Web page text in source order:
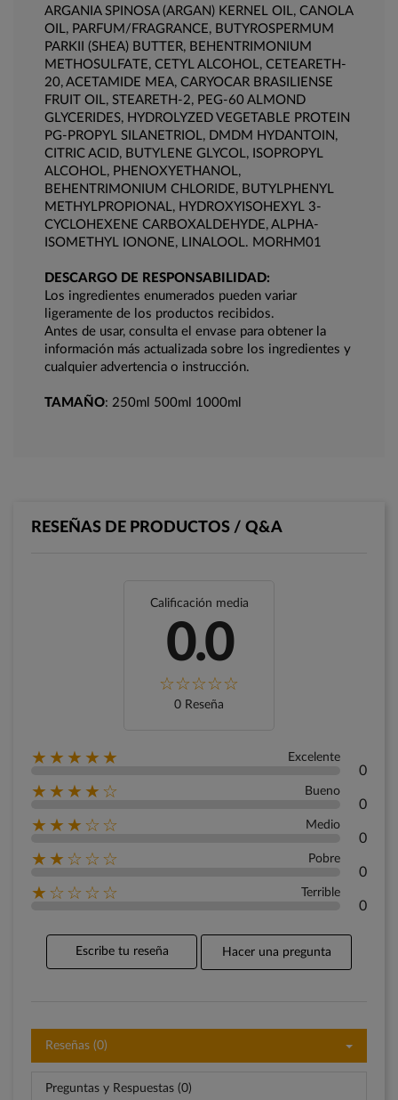
ARGANIA SPINOSA (ARGAN) KERNEL OIL, CANOLA
OIL, PARFUM/FRAGRANCE, BUTYROSPERMUM
PARKII (SHEA) BUTTER, BEHENTRIMONIUM
METHOSULFATE, CETYL ALCOHOL, CETEARETH-
20, ACETAMIDE MEA, CARYOCAR BRASILIENSE
FRUIT OIL, STEARETH-2, PEG-60 ALMOND
GLYCERIDES, HYDROLYZED VEGETABLE PROTEIN
PG-PROPYL SILANETRIOL, DMDM HYDANTOIN,
CITRIC ACID, BUTYLENE GLYCOL, ISOPROPYL
ALCOHOL, PHENOXYETHANOL,
BEHENTRIMONIUM CHLORIDE, BUTYLPHENYL
METHYLPROPIONAL, HYDROXYISOHEXYL 3-
CYCLOHEXENE CARBOXALDEHYDE, ALPHA-
ISOMETHYL IONONE, LINALOOL. MORHM01
DESCARGO DE RESPONSABILIDAD:
Los ingredientes enumerados pueden variar
ligeramente de los productos recibidos.
Antes de usar, consulta el envase para obtener la
información más actualizada sobre los ingredientes y
cualquier advertencia o instrucción.
TAMAÑO: 250ml 500ml 1000ml
RESEÑAS DE PRODUCTOS / Q&A
Calificación media
0.0
0 Reseña
★★★★★ Excelente
0
★★★★☆ Bueno
0
★★★☆☆ Medio
0
★★☆☆☆ Pobre
0
★☆☆☆☆ Terrible
0
Escribe tu reseña Hacer una pregunta
Reseñas (0)
Preguntas y Respuestas (0)